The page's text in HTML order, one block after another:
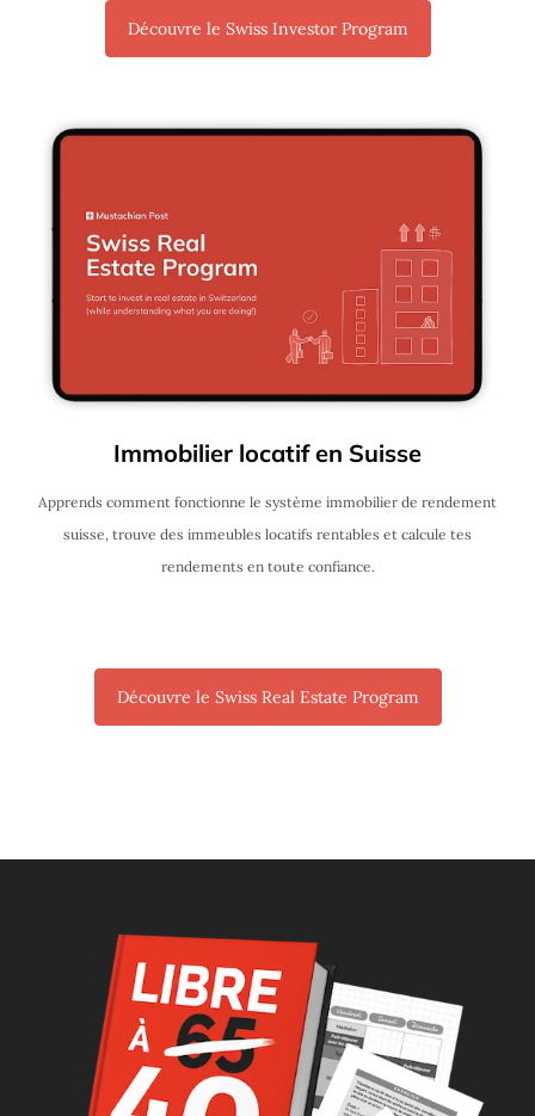
Découvre le Swiss Investor Program
Immobilier locatif en Suisse
Apprends comment fonctionne le système immobilier de rendement
suisse, trouve des immeubles locatifs rentables et calcule tes
rendements en toute confiance.
Découvre le Swiss Real Estate Program